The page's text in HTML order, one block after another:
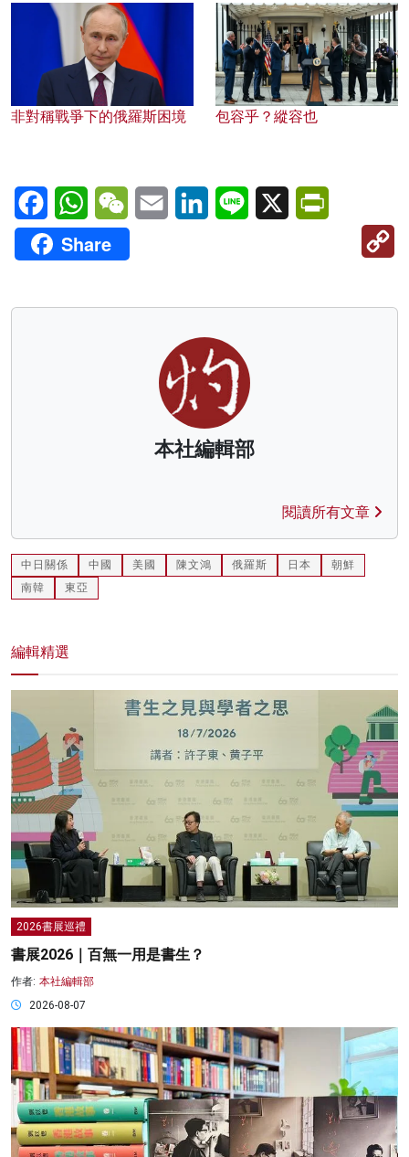
非對稱戰爭下的俄羅斯困境 包容乎？縱容也
FacebookWhatsAppWeChatEmail LinkedInLine X
Share
本社編輯部
閱讀所有文章
中日關係 中國 美國 陳文鴻 俄羅斯 日本
朝鮮
南韓
東亞
編輯精選
2026書展巡禮
書展2026｜百無一用是書生？
作者: 本社編輯部
2026-08-07